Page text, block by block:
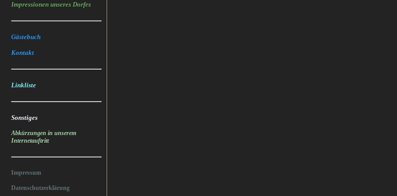
Impressionen unseres Dorfes
Gästebuch
Kontakt
Linkliste
Sonstiges
Abkürzungen in unserem
Internetauftritt
Impressum
Datenschutzerklärung